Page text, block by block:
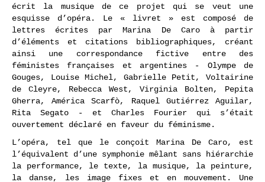
écrit la musique de ce projet qui se veut une
esquisse d’opéra. Le « livret » est composé de
lettres écrites par Marina De Caro à partir
d’éléments et citations bibliographiques, créant
ainsi une correspondance fictive entre des
féministes françaises et argentines - Olympe de
Gouges, Louise Michel, Gabrielle Petit, Voltairine
de Cleyre, Rebecca West, Virginia Bolten, Pepita
Gherra, América Scarfò, Raquel Gutiérrez Aguilar,
Rita Segato - et Charles Fourier qui s’était
ouvertement déclaré en faveur du féminisme.
L’opéra, tel que le conçoit Marina De Caro, est
l’équivalent d’une symphonie mêlant sans hiérarchie
la performance, le texte, la musique, la peinture,
la danse, les image fixes et en mouvement. Une